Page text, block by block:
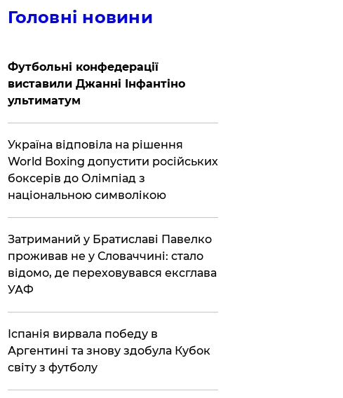
Головні новини
Футбольні конфедерації
виставили Джанні Інфантіно
ультиматум
Україна відповіла на рішення
World Boxing допустити російських
боксерів до Олімпіад з
національною символікою
Затриманий у Братиславі Павелко
проживав не у Словаччині: стало
відомо, де переховувався ексглава
УАФ
Іспанія вирвала победу в
Аргентині та знову здобула Кубок
світу з футболу